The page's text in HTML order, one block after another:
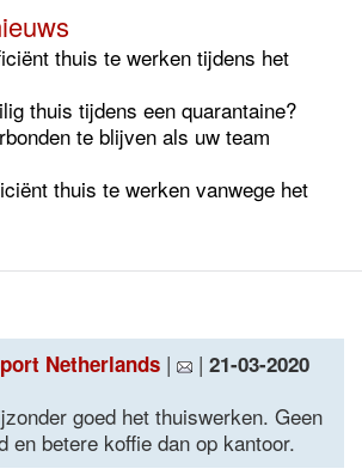
thuis te werken tijdens het
thuis tijdens een quarantaine?
te blijven als uw team
thuis te werken vanwege het
Netherlands | | 21-03-2020
goed het thuiswerken. Geen
en betere koffie dan op kantoor.